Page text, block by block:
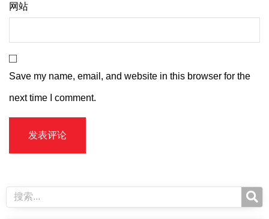
网站
Save my name, email, and website in this browser for the
next time I comment.